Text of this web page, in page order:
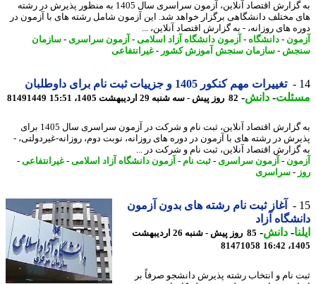
به گزارش اقتصاد آنلاین، آزمون سراسری سال 1405 به منظور پذیرش در رشته
مختلف دانشگاهی برگزار خواهد شد. این آزمون شامل رشته های با آزمون در
های روزانه، - به گزارش اقتصاد آنلاین، ...
-دانشگاه-آزمون دانشگاه آزاد اسلامی-آزمون سراسری- سازمان
-سازمان سنجش آموزش کشور-غیرانتفاعی
تغییرات مهم کنکور 1405 و جزییات ثبت نام برای داوطلبان
-دانش -82 روز پیش - سه شنبه 29 اردیبهشت 1405، 15:51 81491449
به گزارش اقتصاد آنلاین، ثبت نام و شرکت در آزمون سراسری سال 1405 برای
در رشته های با آزمون در دوره های روزانه، نوبت دوم، روزانه-غیردولتی، -
اقتصاد آنلاین، ثبت نام و شرکت در ...
-آزمون سراسری- ثبت نام-آزمون دانشگاه آزاد اسلامی-غیرانتفاعی-
- سراسری
آغاز ثبت نام رشته های بدون آزمون
آزاد
-دانش -
85 روز پیش - شنبه 26 اردیبهشت
81471058
نام و انتخاب رشته پذیرش دانشجو صرفاً بر